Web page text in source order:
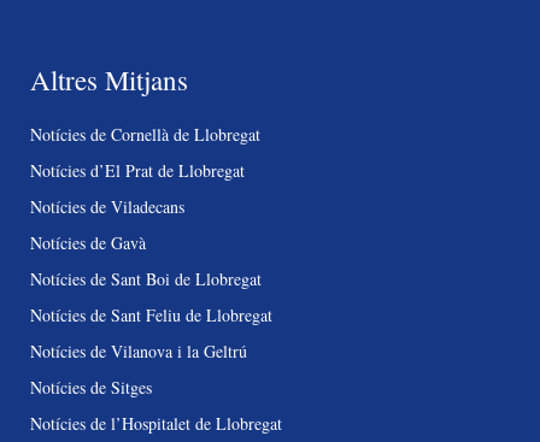
Altres Mitjans
Notícies de Cornellà de Llobregat
Notícies d’El Prat de Llobregat
Notícies de Viladecans
Notícies de Gavà
Notícies de Sant Boi de Llobregat
Notícies de Sant Feliu de Llobregat
Notícies de Vilanova i la Geltrú
Notícies de Sitges
Notícies de l’Hospitalet de Llobregat